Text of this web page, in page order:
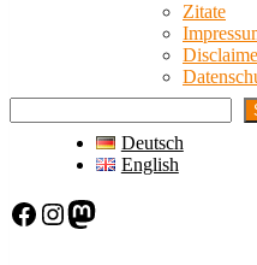
Zitate
Deutsch
English
Facebook Instagram Mastodon